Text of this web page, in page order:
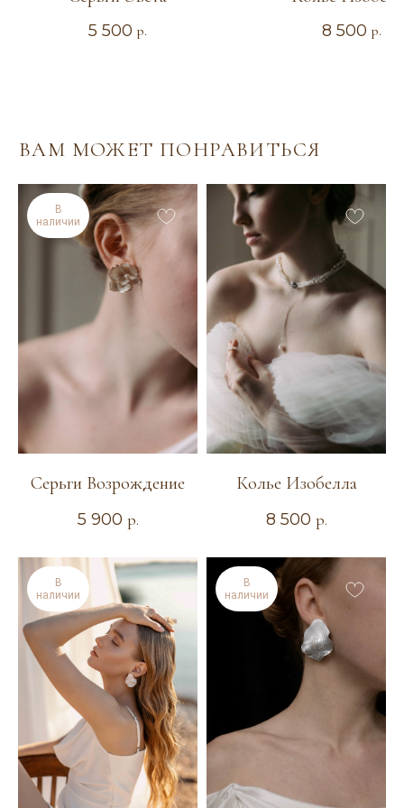
5 500 р. 8 500 р.
В
наличии
Серьги Возрождение
5 900 р.
Колье Изобелла
8 500 р.
В
наличии
В
наличии
Оставить заявку
Если вы не нашли подходящее украшение или
можете заполнить заявку на индивидуальный
заказ. Мы сможем воплотить в реальность
любую идею! Опишите своё идеальное
украшение и оставьте свои контактные данные.
Я свяжусь с вами для уточнения деталей.
ТЕЛЕФОН
+7 904 367-17-18